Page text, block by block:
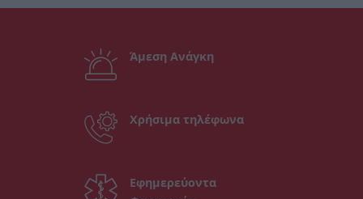
Άμεση Ανάγκη
Χρήσιμα τηλέφωνα
Εφημερεύοντα